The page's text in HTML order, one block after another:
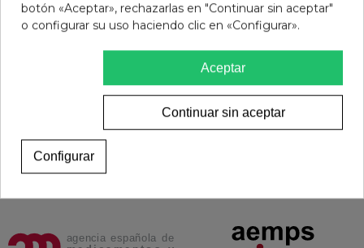
GAFAS PROTECFARMA
GEMINI BALAN GREEN
+1.5
14,95 €
Añadir al carrito
ESPONJA KONJAC CON
CARBON DE BAMBU
Pharma Woo oow
2,95 €
Ver más
botón «Aceptar», rechazarlas en "Continuar sin aceptar"
o configurar su uso haciendo clic en «Configurar».
Aceptar
Continuar sin aceptar
Configurar